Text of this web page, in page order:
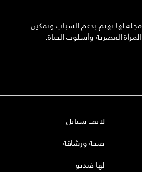
مجلة لها تهتم بدعم الشباب وتمكين
المرأة العصرية وأسلوب الحياة.
لايف ستايل
صحة ورشاقة
لها فيديو